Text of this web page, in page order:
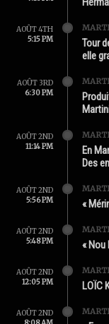
AOÛT 4TH
5:15 PM
Tour
elle
AOÛT 3RD
6:30 PM
AOÛT 2ND
11:14 PM
En
Des
AOÛT 2ND
5:56 PM
«
AOÛT 2ND
5:48 PM
« Nou
AOÛT 2ND
12:05 PM
LOÏC
AOÛT 2ND